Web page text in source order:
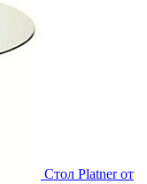
Стол Platner от